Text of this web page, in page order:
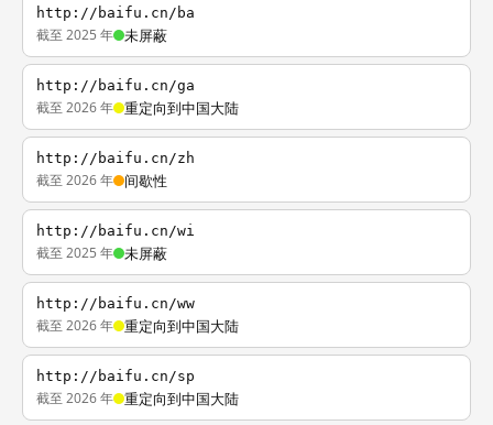
http://baifu.cn/ba
截至 2025 年 未屏蔽
http://baifu.cn/ga
截至 2026 年 重定向到中国大陆
http://baifu.cn/zh
截至 2026 年 间歇性
http://baifu.cn/wi
截至 2025 年 未屏蔽
http://baifu.cn/ww
截至 2026 年 重定向到中国大陆
http://baifu.cn/sp
截至 2026 年 重定向到中国大陆